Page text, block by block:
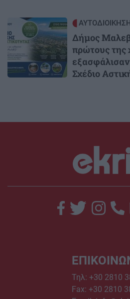
Image
Δήμος
πρώτους της
Σχέδιο
Τηλ: +30 2810
Fax: +30 2810